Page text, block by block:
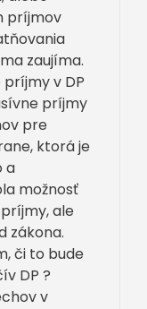
príjmov
zaujíma.
v DP
príjmy
pre
ktorá je
a
možnosť
ale
zákona.
či to bude
DP ?
v